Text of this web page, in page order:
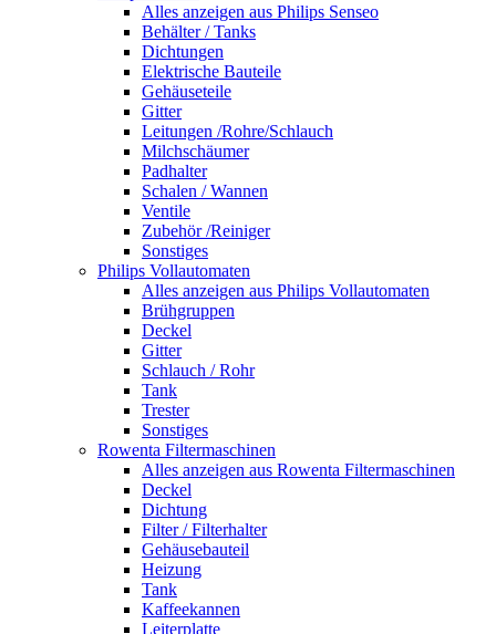
Alles anzeigen aus Philips Senseo
Behälter / Tanks
Dichtungen
Elektrische Bauteile
Gehäuseteile
Gitter
Leitungen /Rohre/Schlauch
Milchschäumer
Padhalter
Schalen / Wannen
Ventile
Zubehör /Reiniger
Sonstiges
Philips Vollautomaten
Alles anzeigen aus Philips Vollautomaten
Brühgruppen
Deckel
Gitter
Schlauch / Rohr
Tank
Trester
Sonstiges
Rowenta Filtermaschinen
Alles anzeigen aus Rowenta Filtermaschinen
Deckel
Dichtung
Filter / Filterhalter
Gehäusebauteil
Heizung
Tank
Kaffeekannen
Leiterplatte